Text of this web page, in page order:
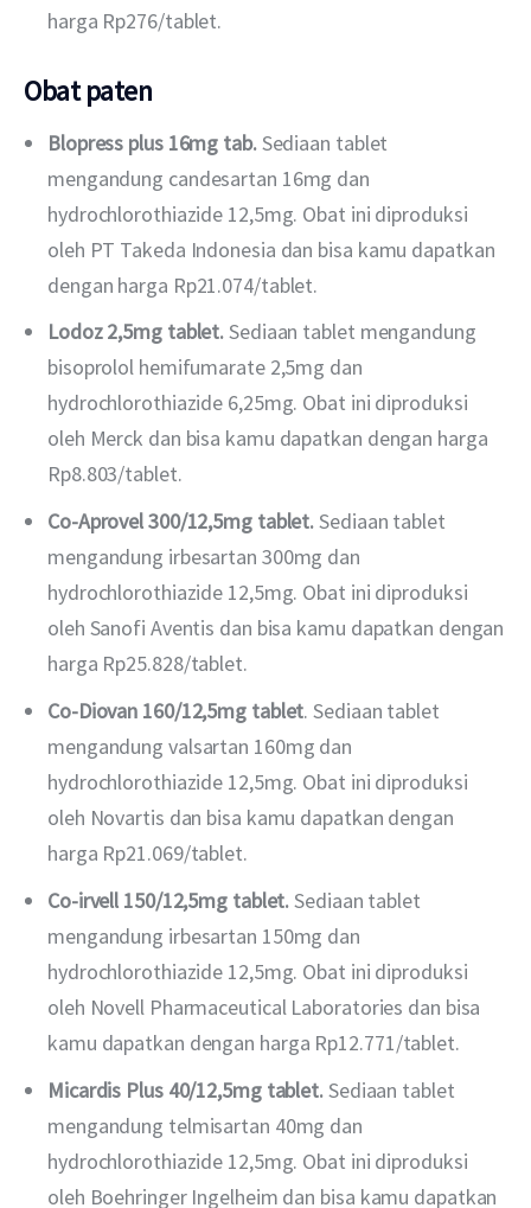
harga Rp276/tablet.
Obat paten
Blopress plus 16mg tab.Sediaan tablet
mengandung candesartan 16mg dan
hydrochlorothiazide 12,5mg. Obat ini diproduksi
oleh PT Takeda Indonesia dan bisa kamu dapatkan
dengan harga Rp21.074/tablet.
Lodoz 2,5mg tablet.Sediaan tablet mengandung
bisoprolol hemifumarate 2,5mg dan
hydrochlorothiazide 6,25mg. Obat ini diproduksi
oleh Merck dan bisa kamu dapatkan dengan harga
Rp8.803/tablet.
Co-Aprovel 300/12,5mg tablet.Sediaan tablet
mengandung irbesartan 300mg dan
hydrochlorothiazide 12,5mg. Obat ini diproduksi
oleh Sanofi Aventis dan bisa kamu dapatkan dengan
harga Rp25.828/tablet.
Co-Diovan 160/12,5mg tablet. Sediaan tablet
mengandung valsartan 160mg dan
hydrochlorothiazide 12,5mg. Obat ini diproduksi
oleh Novartis dan bisa kamu dapatkan dengan
harga Rp21.069/tablet.
Co-irvell 150/12,5mg tablet.Sediaan tablet
mengandung irbesartan 150mg dan
hydrochlorothiazide 12,5mg. Obat ini diproduksi
oleh Novell Pharmaceutical Laboratories dan bisa
kamu dapatkan dengan harga Rp12.771/tablet.
Micardis Plus 40/12,5mg tablet.Sediaan tablet
mengandung telmisartan 40mg dan
hydrochlorothiazide 12,5mg. Obat ini diproduksi
oleh Boehringer Ingelheim dan bisa kamu dapatkan